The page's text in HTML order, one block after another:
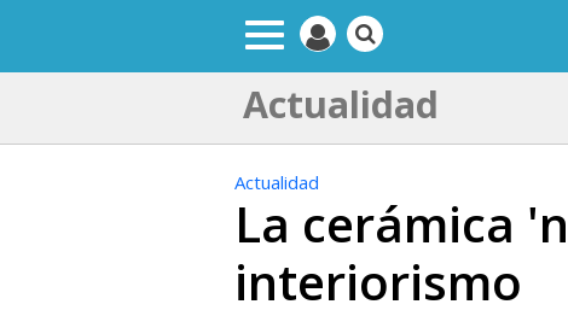
Actualidad
Actualidad
La cerámica
interiorismo